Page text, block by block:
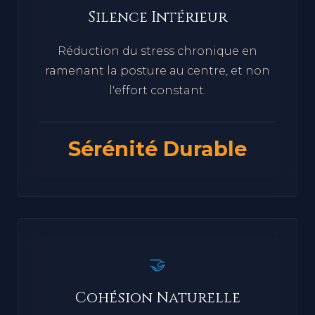
❍
Silence Intérieur
Réduction du stress chronique en
ramenant la posture au centre, et non
l'effort constant.
🤝